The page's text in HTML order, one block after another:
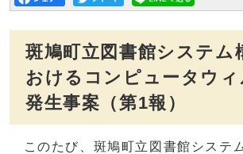
斑鳩町立図書館システム
おけるコンピュータウィ
発生事案（第1報）
このたび、斑鳩町立図書館システ